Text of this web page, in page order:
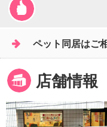
ペット同居はご
店舗情報